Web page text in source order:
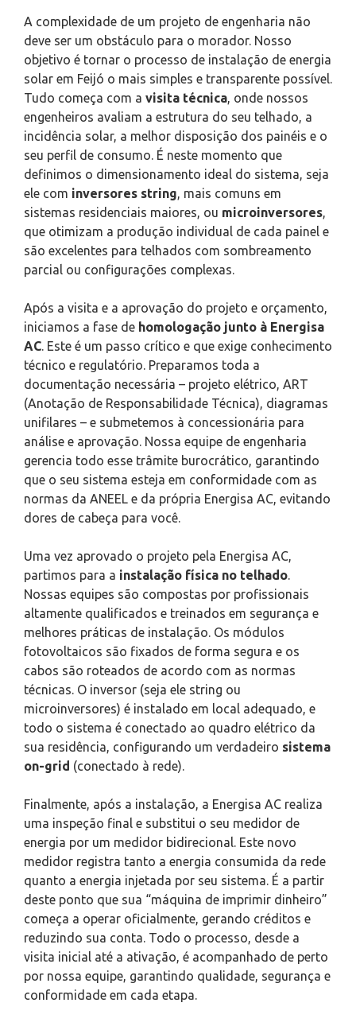
A complexidade de um projeto de engenharia não
deve ser um obstáculo para o morador. Nosso
objetivo é tornar o processo de instalação de energia
solar em Feijó o mais simples e transparente possível.
Tudo começa com a visita técnica , onde nossos
engenheiros avaliam a estrutura do seu telhado, a
incidência solar, a melhor disposição dos painéis e o
seu perfil de consumo. É neste momento que
definimos o dimensionamento ideal do sistema, seja
ele com inversores string , mais comuns em
sistemas residenciais maiores, ou microinversores
que otimizam a produção individual de cada painel e
são excelentes para telhados com sombreamento
parcial ou configurações complexas.
Após a visita e a aprovação do projeto e orçamento,
iniciamos a fase de homologação junto à Energisa
AC . Este é um passo crítico e que exige conhecimento
técnico e regulatório. Preparamos toda a
documentação necessária – projeto elétrico, ART
(Anotação de Responsabilidade Técnica), diagramas
unifilares – e submetemos à concessionária para
análise e aprovação. Nossa equipe de engenharia
gerencia todo esse trâmite burocrático, garantindo
que o seu sistema esteja em conformidade com as
normas da ANEEL e da própria Energisa AC, evitando
dores de cabeça para você.
Uma vez aprovado o projeto pela Energisa AC,
partimos para a instalação física no telhado
Nossas equipes são compostas por profissionais
altamente qualificados e treinados em segurança e
melhores práticas de instalação. Os módulos
fotovoltaicos são fixados de forma segura e os
cabos são roteados de acordo com as normas
técnicas. O inversor (seja ele string ou
microinversores) é instalado em local adequado, e
todo o sistema é conectado ao quadro elétrico da
sua residência, configurando um verdadeiro sistema
on-grid (conectado à rede).
Finalmente, após a instalação, a Energisa AC realiza
uma inspeção final e substitui o seu medidor de
energia por um medidor bidirecional. Este novo
medidor registra tanto a energia consumida da rede
quanto a energia injetada por seu sistema. É a partir
deste ponto que sua “máquina de imprimir dinheiro”
começa a operar oficialmente, gerando créditos e
reduzindo sua conta. Todo o processo, desde a
visita inicial até a ativação, é acompanhado de perto
por nossa equipe, garantindo qualidade, segurança e
conformidade em cada etapa.